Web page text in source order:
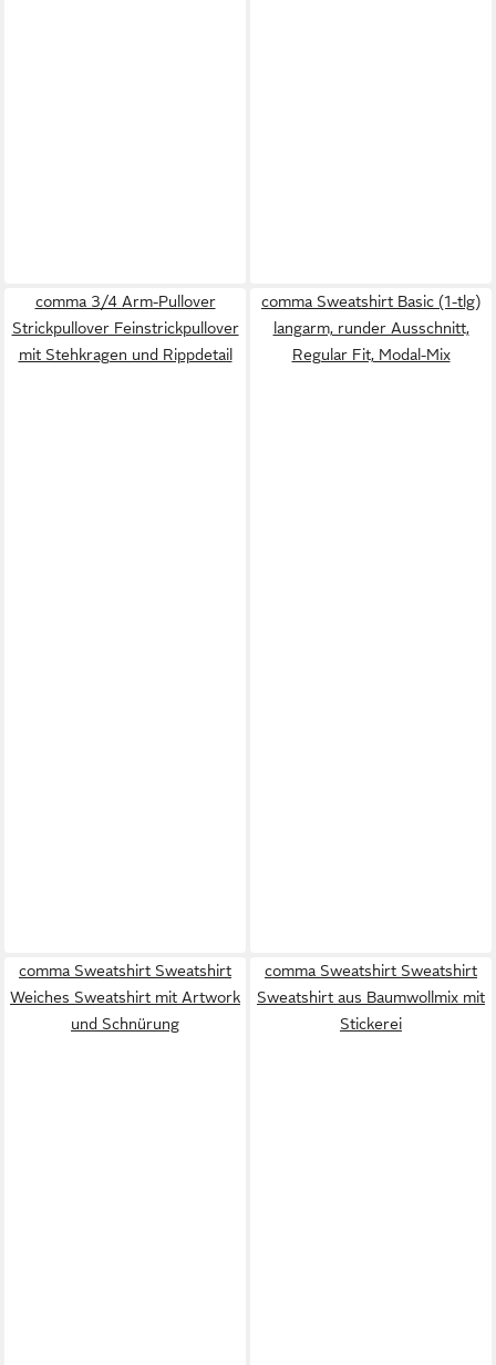
comma 3/4 Arm-Pullover
Strickpullover Feinstrickpullover
mit Stehkragen und Rippdetail
comma Sweatshirt Basic (1-tlg)
langarm, runder Ausschnitt,
Regular Fit, Modal-Mix
comma Sweatshirt Sweatshirt
Weiches Sweatshirt mit Artwork
und Schnürung
comma Sweatshirt Sweatshirt
Sweatshirt aus Baumwollmix mit
Stickerei